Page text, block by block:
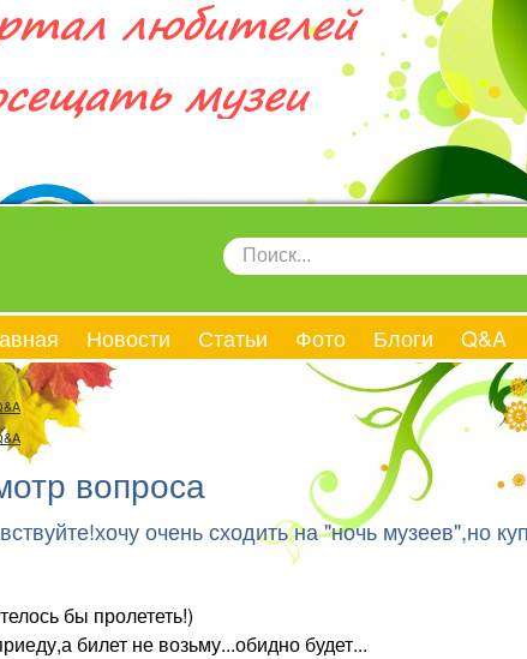
Новости Статьи Фото Блоги Q&A
вопроса
очень сходить на "ночь музеев",но
бы пролететь!)
билет не возьму...обидно будет...